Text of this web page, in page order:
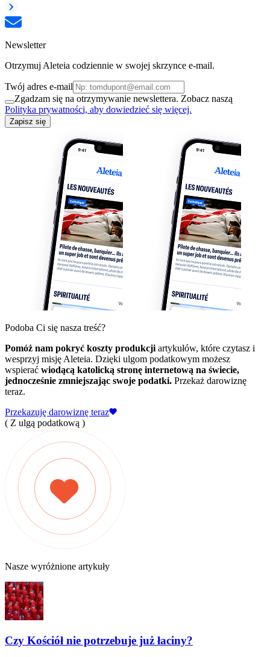
Newsletter
Otrzymuj Aleteia codziennie w swojej skrzynce e-mail.
Twój adres e-mail
Zgadzam się na otrzymywanie newslettera. Zobacz naszą
Polityka prywatności, aby dowiedzieć się więcej.
Zapisz się
Podoba Ci się nasza treść?
Pomóż nam pokryć koszty produkcji artykułów, które czytasz i
wesprzyj misję Aleteia. Dzięki ulgom podatkowym możesz
wspierać wiodącą katolicką stronę internetową na świecie,
jednocześnie zmniejszając swoje podatki. Przekaż darowiznę
teraz.
Przekazuję darowiznę teraz
( Z ulgą podatkową )
Nasze wyróżnione artykuły
Czy Kościół nie potrzebuje już łaciny?